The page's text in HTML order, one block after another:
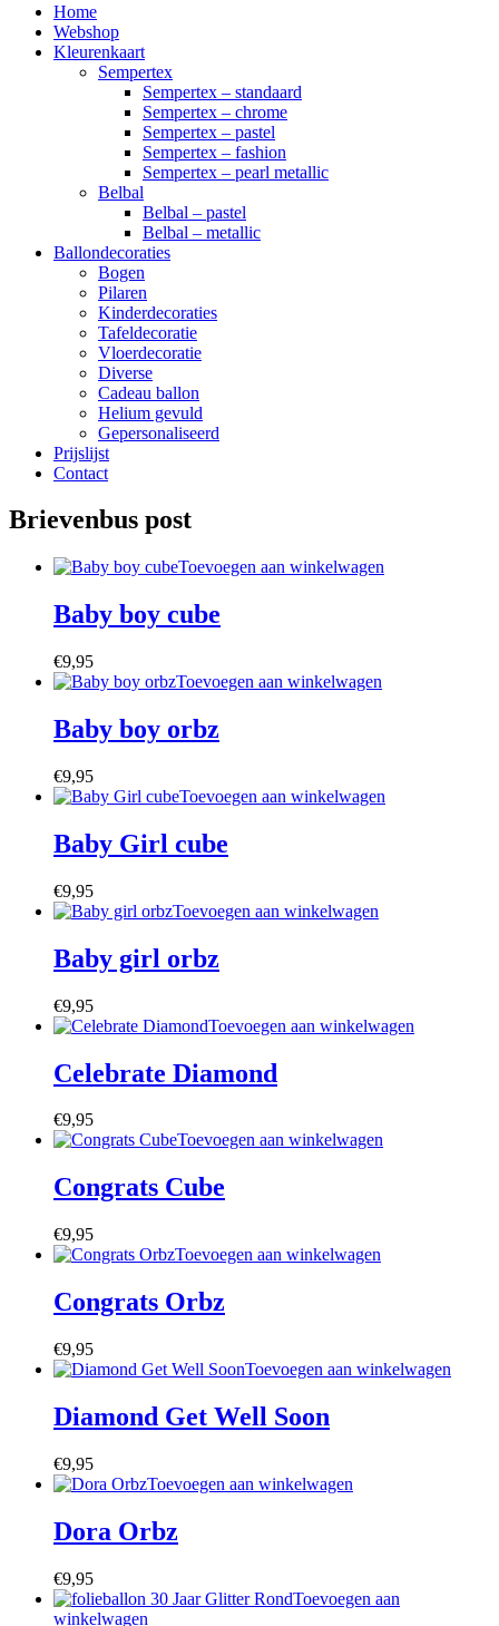
Home
Webshop
Kleurenkaart
Sempertex
Sempertex – standaard
Sempertex – chrome
Sempertex – pastel
Sempertex – fashion
Sempertex – pearl metallic
Belbal
Belbal – pastel
Belbal – metallic
Ballondecoraties
Bogen
Pilaren
Kinderdecoraties
Tafeldecoratie
Vloerdecoratie
Diverse
Cadeau ballon
Helium gevuld
Gepersonaliseerd
Prijslijst
Contact
Brievenbus post
Toevoegen aan winkelwagen
Baby boy cube
€9,95
Toevoegen aan winkelwagen
Baby boy orbz
€9,95
Toevoegen aan winkelwagen
Baby Girl cube
€9,95
Toevoegen aan winkelwagen
Baby girl orbz
€9,95
Toevoegen aan winkelwagen
Celebrate Diamond
€9,95
Toevoegen aan winkelwagen
Congrats Cube
€9,95
Toevoegen aan winkelwagen
Congrats Orbz
€9,95
Toevoegen aan winkelwagen
Diamond Get Well Soon
€9,95
Toevoegen aan winkelwagen
Dora Orbz
€9,95
Toevoegen aan
winkelwagen